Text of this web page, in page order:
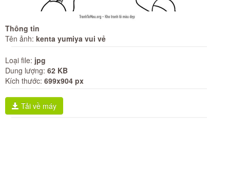
Thông tin
Tên ảnh: kenta yumiya vui vẻ
Loại file: jpg
Dung lượng: 62 KB
Kích thước: 699x904 px
Tải về máy